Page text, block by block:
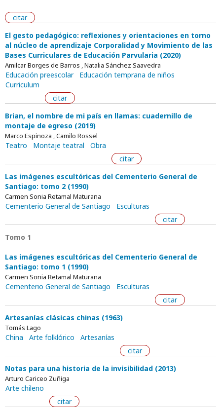
citar
El gesto pedagógico: reflexiones y orientaciones en torno
al núcleo de aprendizaje Corporalidad y Movimiento de las
Bases Curriculares de Educación Parvularia (2020)
Amilcar Borges de Barros , Natalia Sánchez Saavedra
Educación preescolar
Educación temprana de niños
Curriculum
citar
Brian, el nombre de mi país en llamas: cuadernillo de
montaje de egreso (2019)
Marco Espinoza , Camilo Rossel
Teatro Montaje teatral
Obra
citar
Las imágenes escultóricas del Cementerio General de
Santiago: tomo 2 (1990)
Carmen Sonia Retamal Maturana
Cementerio General de Santiago
Esculturas
citar
Tomo 1
Las imágenes escultóricas del Cementerio General de
Santiago: tomo 1 (1990)
Carmen Sonia Retamal Maturana
Cementerio General de Santiago
Esculturas
citar
Artesanías clásicas chinas (1963)
Tomás Lago
China Arte folklórico
Artesanías
citar
Notas para una historia de la invisibilidad (2013)
Arturo Cariceo Zuñiga
Arte chileno
citar